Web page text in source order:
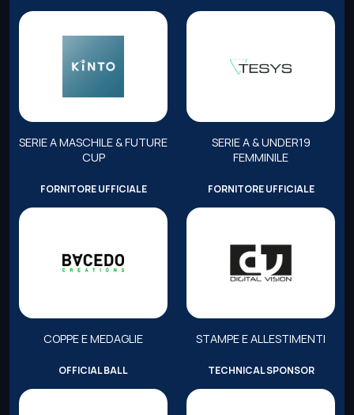
SERIE A MASCHILE & FUTURE
CUP
SERIE A & UNDER19
FEMMINILE
FORNITORE UFFICIALE
COPPE E MEDAGLIE
FORNITORE UFFICIALE
STAMPE E ALLESTIMENTI
OFFICIAL BALL TECHNICAL SPONSOR